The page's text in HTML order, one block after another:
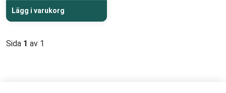
Lägg i varukorg
Sida 1 av 1